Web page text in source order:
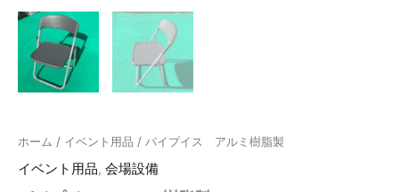
ホーム / イベント用品 / パイプイス アルミ樹脂製
イベント用品, 会場設備